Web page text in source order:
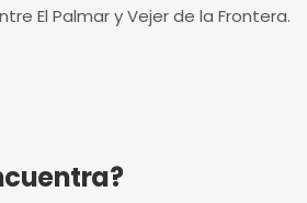
El Palmar y Vejer de la Frontera.